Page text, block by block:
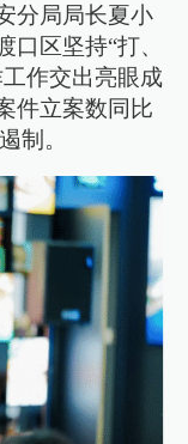
分局局长夏小
区坚持“打、
作交出亮眼成
件立案数同比
制。